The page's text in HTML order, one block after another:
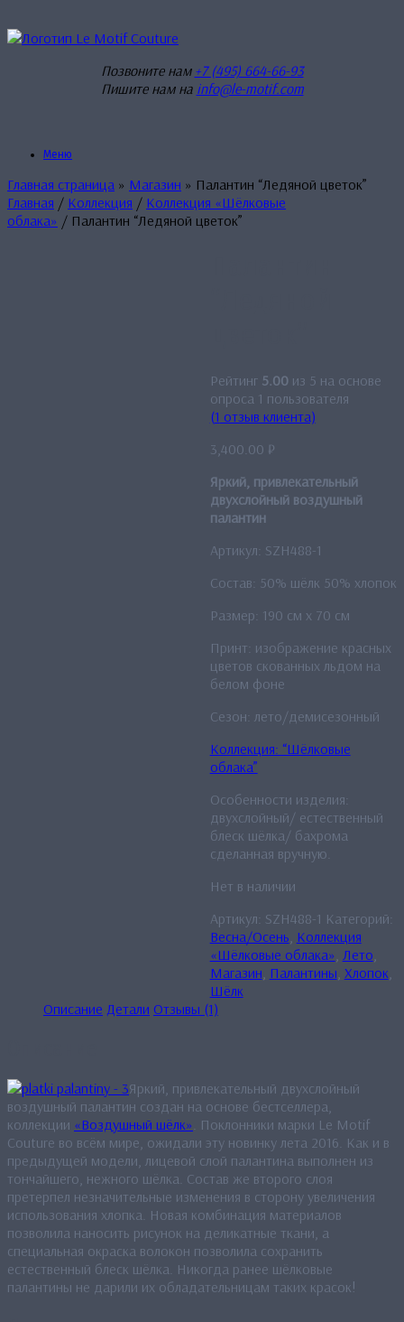
к
Позвоните нам +7 (495) 664-66-93
Пишите нам на info@le-motif.com
Меню
Главная страница » Магазин » Палантин “Ледяной цветок”
Главная / Коллекция / Коллекция «Шёлковые
облака» / Палантин “Ледяной цветок”
Рейтинг 5.00из 5 на основе
опроса 1 пользователя
(1 отзыв клиента)
3,400.00 ₽
Яркий, привлекательный
двухслойный воздушный
палантин
Артикул: SZH488-1
Состав: 50% шёлк 50% хлопок
Размер: 190 см x 70 см
Принт: изображение красных
цветов скованных льдом на
белом фоне
Сезон: лето/демисезонный
Коллекция: “Шёлковые
облака”
Особенности изделия:
двухслойный/ естественный
блеск шёлка/ бахрома
сделанная вручную.
Нет в наличии
Артикул: SZH488-1 Категорий:
Весна/Осень Коллекция
«Шёлковые облака» Лето
Магазин Палантины Хлопок
Шёлк
Описание Детали Отзывы (1)
Яркий, привлекательный двухслойный
воздушный палантин создан на основе бестселлера,
коллекции «Воздушный шёлк» . Поклонники марки Le Motif
Couture во всём мире, ожидали эту новинку лета 2016. Как и в
предыдущей модели, лицевой слой палантина выполнен из
тончайшего, нежного шёлка. Состав же второго слоя
претерпел незначительные изменения в сторону увеличения
использования хлопка. Новая комбинация материалов
позволила наносить рисунок на деликатные ткани, а
специальная окраска волокон позволила сохранить
естественный блеск шёлка. Никогда ранее шёлковые
палантины не дарили их обладательницам таких красок!